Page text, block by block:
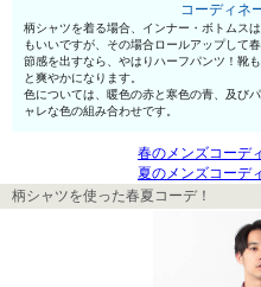
コーディネ
柄シャツを着る場合、インナー・ボトムス
もいいですが、その場合ロールアップして
節感を出すなら、やはりハーフパンツ！靴
と爽やかになります。
色については、暖色の赤と寒色の青、及び
ャレな色の組み合わせです。
春のメンズコーデ
夏のメンズコーデ
柄シャツを使った春夏コーデ！